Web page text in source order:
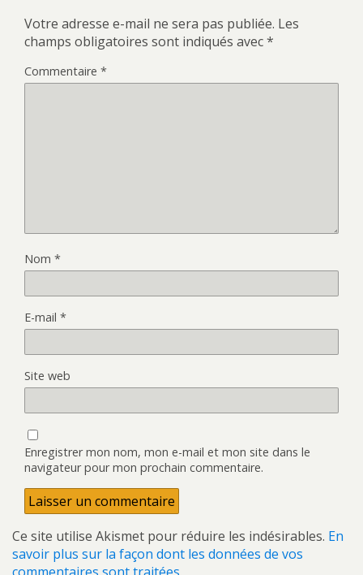
Votre adresse e-mail ne sera pas publiée. Les
champs obligatoires sont indiqués avec*
Commentaire *
Nom *
E-mail *
Site web
Enregistrer mon nom, mon e-mail et mon site dans le
navigateur pour mon prochain commentaire.
Ce site utilise Akismet pour réduire les indésirables. En
savoir plus sur la façon dont les données de vos